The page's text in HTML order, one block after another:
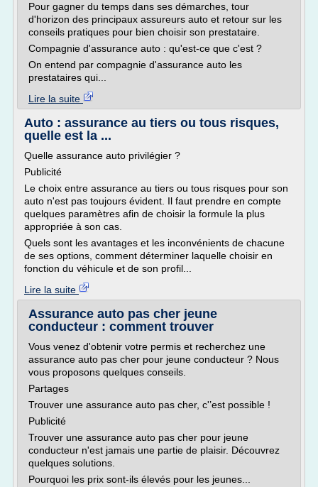
Pour gagner du temps dans ses démarches, tour
d'horizon des principaux assureurs auto et retour sur les
conseils pratiques pour bien choisir son prestataire.
Compagnie d'assurance auto : qu'est-ce que c'est ?
On entend par compagnie d'assurance auto les
prestataires qui...
Lire la suite
Auto : assurance au tiers ou tous risques,
quelle est la ...
Quelle assurance auto privilégier ?
Publicité
Le choix entre assurance au tiers ou tous risques pour son
auto n'est pas toujours évident. Il faut prendre en compte
quelques paramètres afin de choisir la formule la plus
appropriée à son cas.
Quels sont les avantages et les inconvénients de chacune
de ses options, comment déterminer laquelle choisir en
fonction du véhicule et de son profil...
Lire la suite
Assurance auto pas cher jeune
conducteur : comment trouver
Vous venez d'obtenir votre permis et recherchez une
assurance auto pas cher pour jeune conducteur ? Nous
vous proposons quelques conseils.
Partages
Trouver une assurance auto pas cher, c'’est possible !
Publicité
Trouver une assurance auto pas cher pour jeune
conducteur n'est jamais une partie de plaisir. Découvrez
quelques solutions.
Pourquoi les prix sont-ils élevés pour les jeunes...